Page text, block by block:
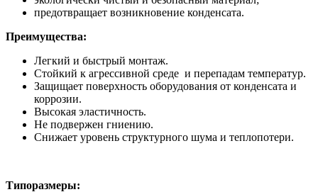
предотвращает возникновение конденсата.
Преимущества:
Легкий и быстрый монтаж.
Стойкий к агрессивной среде и перепадам температур.
Защищает поверхность оборудования от конденсата и
коррозии.
Высокая эластичность.
Не подвержен гниению.
Снижает уровень структурного шума и теплопотери.
Типоразмеры: